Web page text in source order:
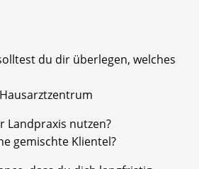
du dir überlegen, welches
Landpraxis nutzen?
gemischte Klientel?